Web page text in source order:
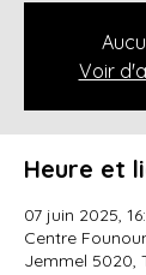
Voir
Heure et
07 juin 2025,
Centre
Jemmel 5020,